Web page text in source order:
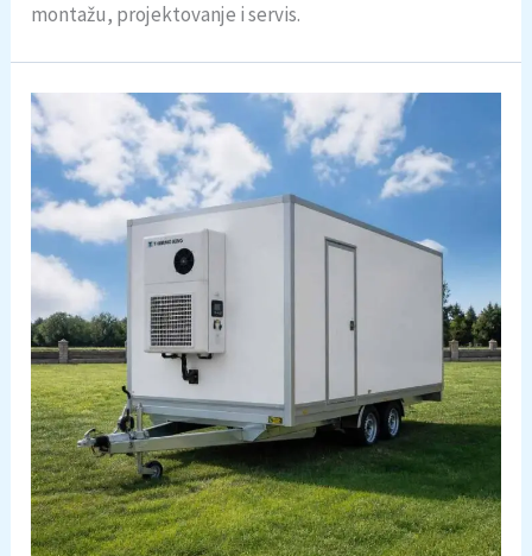
montažu, projektovanje i servis.